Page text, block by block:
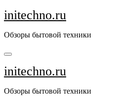
Перейти
к
initechno.ru
Обзоры бытовой техники
initechno.ru
Обзоры бытовой техники